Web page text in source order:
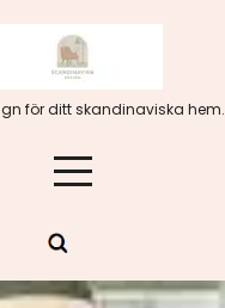
för ditt skandinaviska hem.